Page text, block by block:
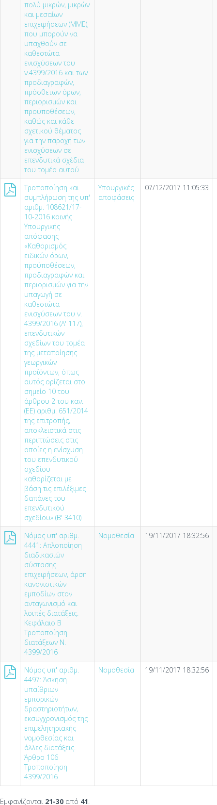
πολύ μικρών, μικρών
και μεσαίων
επιχειρήσεων (ΜΜΕ),
που μπορούν να
υπαχθούν σε
καθεστώτα
ενισχύσεων του
ν.4399/2016 και των
προδιαγραφών,
πρόσθετων όρων,
περιορισμών και
προϋποθέσεων,
καθώς και κάθε
σχετικού θέματος
για την παροχή των
ενισχύσεων σε
επενδυτικά σχέδια
του τομέα αυτού
Τροποποίηση και
συμπλήρωση της υπ'
αριθμ. 108621/17-
10-2016 κοινής
Υπουργικής
απόφασης
«Καθορισμός
ειδικών όρων,
προϋποθέσεων,
προδιαγραφών και
περιορισμών για την
υπαγωγή σε
καθεστώτα
ενισχύσεων του ν.
4399/2016 (Α' 117),
επενδυτικών
σχεδίων του τομέα
της μεταποίησης
γεωργικών
προϊόντων, όπως
αυτός ορίζεται στο
σημείο 10 του
άρθρου 2 του καν.
(ΕΕ) αριθμ. 651/2014
της επιτροπής,
αποκλειστικά στις
περιπτώσεις στις
οποίες η ενίσχυση
του επενδυτικού
σχεδίου
καθορίζεται με
βάση τις επιλέξιμες
δαπάνες του
επενδυτικού
σχεδίου» (Β' 3410)
Υπουργικές
αποφάσεις
07/12/2017 11:05:33
Νόμος υπ' αριθμ.
4441: Απλοποίηση
διαδικασιών
σύστασης
επιχειρήσεων, άρση
κανονιστικών
εμποδίων στον
ανταγωνισμό και
λοιπές διατάξεις.
Κεφάλαιο Β
Τροποποίηση
διατάξεων Ν.
4399/2016
Νομοθεσία 19/11/2017 18:32:56
Νόμος υπ' αριθμ.
4497: Άσκηση
υπαίθριων
εμπορικών
δραστηριοτήτων,
εκσυγχρονισμός της
επιμελητηριακής
νομοθεσίας και
άλλες διατάξεις.
Άρθρο 106
Τροποποίηση
4399/2016
Νομοθεσία 19/11/2017 18:32:56
Εμφανίζονται 21-30 από 41.